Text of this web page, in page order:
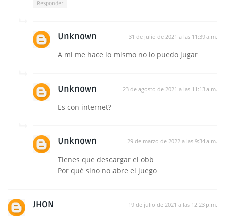
Responder
Unknown 31 de julio de 2021 a las 11:39 a.m.
A mi me hace lo mismo no lo puedo jugar
Unknown 23 de agosto de 2021 a las 11:13 a.m.
Es con internet?
Unknown 29 de marzo de 2022 a las 9:34 a.m.
Tienes que descargar el obb
Por qué sino no abre el juego
JHON 19 de julio de 2021 a las 12:23 p.m.